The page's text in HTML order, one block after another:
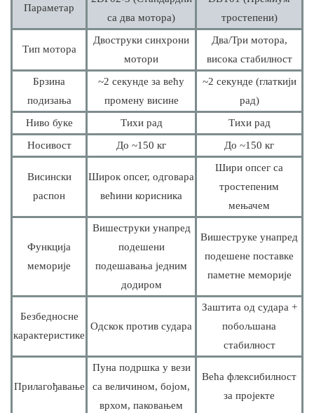
Параметар
са два мотора)
тростепени)
Тип мотора
Двоструки синхрони
мотори
Два/Три мотора,
висока стабилност
Брзина
подизања
~2 секунде за већу
промену висине
~2 секунде (глаткији
рад)
Ниво буке
Тихи рад
Тихи рад
Носивост
До ~150 кг До ~150 кг
Висински
распон
Широк опсег, одговара
већини корисника
Шири опсег са
тростепеним
мењачем
Функција
меморије
Вишеструки унапред
подешени
подешавања једним
додиром
Вишеструке унапред
подешене поставке
паметне меморије
Безбедносне
карактеристике
Одскок против судара
Заштита од судара +
побољшана
стабилност
Прилагођавање
Пуна подршка у вези
са величином, бојом,
врхом, паковањем
Већа флексибилност
за пројекте